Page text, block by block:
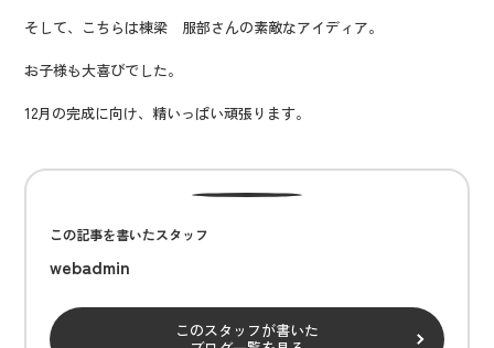
そして、こちらは棟梁 服部さんの素敵なアイディア。
お子様も大喜びでした。
12月の完成に向け、精いっぱい頑張ります。
この記事を書いたスタッフ
webadmin
このスタッフが書いた